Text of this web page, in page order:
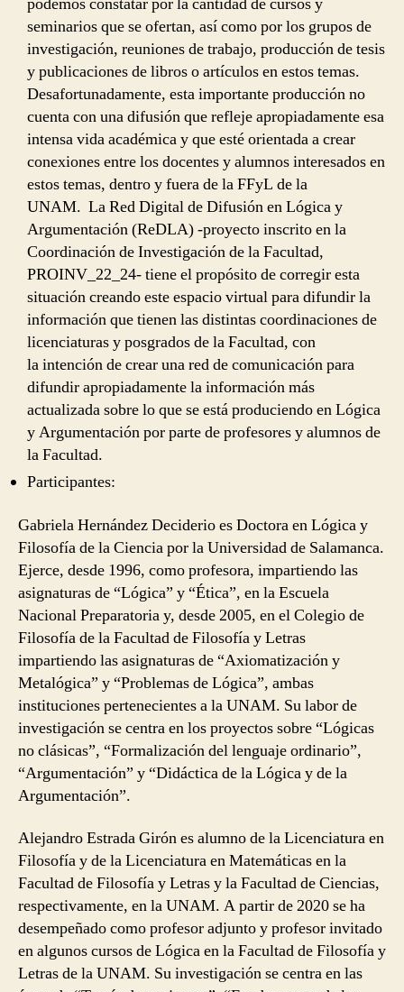
podemos constatar por la cantidad de cursos y
seminarios que se ofertan, así como por los grupos de
investigación, reuniones de trabajo, producción de tesis
y publicaciones de libros o artículos en estos temas.
Desafortunadamente, esta importante producción no
cuenta con una difusión que refleje apropiadamente esa
intensa vida académica y que esté orientada a crear
conexiones entre los docentes y alumnos interesados en
estos temas, dentro y fuera de la FFyL de la
UNAM. La Red Digital de Difusión en Lógica y
Argumentación (ReDLA) -proyecto inscrito en la
Coordinación de Investigación de la Facultad,
PROINV_22_24- tiene el propósito de corregir esta
situación creando este espacio virtual para difundir la
información que tienen las distintas coordinaciones de
licenciaturas y posgrados de la Facultad, con
la intención de crear una red de comunicación para
difundir apropiadamente la información más
actualizada sobre lo que se está produciendo en Lógica
y Argumentación por parte de profesores y alumnos de
la Facultad.
Participantes:
Gabriela Hernández Deciderio es Doctora en Lógica y
Filosofía de la Ciencia por la Universidad de Salamanca.
Ejerce, desde 1996, como profesora, impartiendo las
asignaturas de “Lógica” y “Ética”, en la Escuela
Nacional Preparatoria y, desde 2005, en el Colegio de
Filosofía de la Facultad de Filosofía y Letras
impartiendo las asignaturas de “Axiomatización y
Metalógica” y “Problemas de Lógica”, ambas
instituciones pertenecientes a la UNAM. Su labor de
investigación se centra en los proyectos sobre “Lógicas
no clásicas”, “Formalización del lenguaje ordinario”,
“Argumentación” y “Didáctica de la Lógica y de la
Argumentación”.
Alejandro Estrada Girón es alumno de la Licenciatura en
Filosofía y de la Licenciatura en Matemáticas en la
Facultad de Filosofía y Letras y la Facultad de Ciencias,
respectivamente, en la UNAM. A partir de 2020 se ha
desempeñado como profesor adjunto y profesor invitado
en algunos cursos de Lógica en la Facultad de Filosofía y
Letras de la UNAM. Su investigación se centra en las